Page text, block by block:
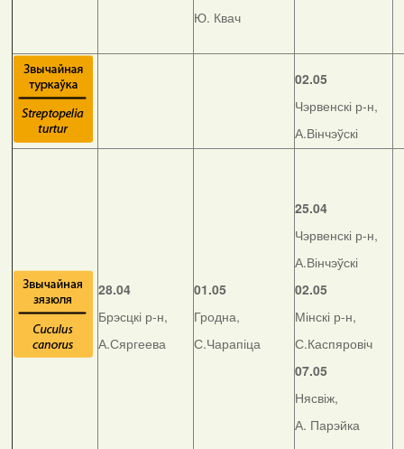
Ю. Квач
02.05
Чэрвенскі р-н,
А.Вінчэўскі
28.04
Брэсцкі р-н,
А.Сяргеева
01.05
Гродна,
С.Чарапіца
25.04
Чэрвенскі р-н,
А.Вінчэўскі
02.05
Мінскі р-н,
С.Каспяровіч
07.05
Нясвіж,
А. Парэйка